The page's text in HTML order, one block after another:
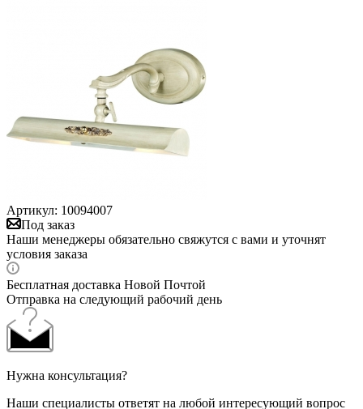
Артикул: 10094007
Под заказ
Наши менеджеры обязательно свяжутся с вами и уточнят
условия заказа
Бесплатная доставка Новой Почтой
Отправка на следующий рабочий день
Нужна консультация?
Наши специалисты ответят на любой интересующий вопрос